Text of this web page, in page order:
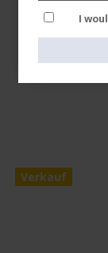
EUR 18,00
EUR 15,00
Verkauf
I